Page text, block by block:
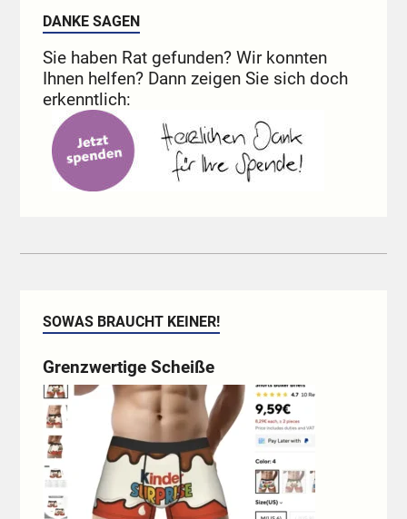
DANKE SAGEN
Sie haben Rat gefunden? Wir konnten
Ihnen helfen? Dann zeigen Sie sich doch
erkenntlich:
SOWAS BRAUCHT KEINER!
Grenzwertige Scheiße